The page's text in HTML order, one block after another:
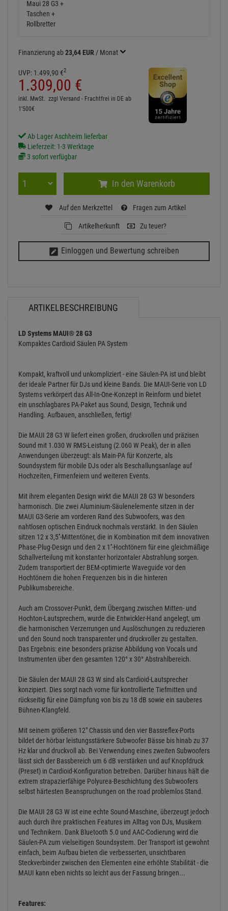
Finanzierung ab23,64 EUR / Monat
UVP: 1.499,90 €2
1.309,00 €
inkl. MwSt.
zzgl Versand - Frachtfrei in DE ab
1'500€
Ab Lager Aschheim lieferbar
Lieferzeit: 1-3 Werktage
3 sofort verfügbar
In den Warenkorb
Auf den Merkzettel Fragen zum Artikel
Artikelherkunft Zu teuer?
Einloggen und Bewertung schreiben
ARTIKELBESCHREIBUNG
LD Systems MAUI® 28 G3
Kompaktes Cardioid Säulen PA System
Kompakt, kraftvoll und unkompliziert - eine Säulen-PA ist und bleibt
der ideale Partner für DJs und kleine Bands. Die MAUI-Serie von LD
Systems verkörpert das All-In-One-Konzept in Reinform und bietet
ein unschlagbares PA-Paket aus Sound, Design, Technik und
Handling. Aufbauen, anschließen, fertig!
Die MAUI 28 G3 W liefert einen großen, druckvollen und präzisen
Sound mit 1.030 W RMS-Leistung (2.060 W Peak), der in allen
Anwendungen überzeugt: als Main-PA für Konzerte, als
Soundsystem für mobile DJs oder als Beschallungsanlage auf
Hochzeiten, Firmenfeiern und weiteren Events.
Mit ihrem eleganten Design wirkt die MAUI 28 G3 W besonders
harmonisch. Die zwei Aluminium-Säulenelemente sitzen in der
MAUI G3-Serie am vorderen Rand des Subwoofers, was den
nahtlosen optischen Eindruck nochmals verstärkt. In den Säulen
sitzen 12 x 3,5''-Mittentöner, die in Kombination mit dem innovativen
Phase-Plug-Design und den 2 x 1''-Hochtönern für eine gleichmäßige
Schallverteilung mit konstanter horizontaler Abstrahlung sorgen.
Zudem transportiert der BEM-optimierte Waveguide vor den
Hochtönern die hohen Frequenzen bis in die hinteren
Publikumsbereiche.
Auch am Crossover-Punkt, dem Übergang zwischen Mitten- und
Hochton-Lautsprechern, wurde die Entwickler-Hand angelegt, um
die harmonischen Verzerrungen und Auslöschungen zu reduzieren
und den Sound noch transparenter und druckvoller zu gestalten.
Das Ergebnis: eine besonders präzise Abbildung von Vocals und
Instrumenten über den gesamten 120° x 30° Abstrahlbereich.
Die Säulen der MAUI 28 G3 W sind als Cardioid-Lautsprecher
konzipiert. Dies sorgt nach vorne für kontrollierte Tiefmitten und
rückseitig für eine Dämpfung von bis zu 18 dB sowie ein sauberes
Bühnen-Klangfeld.
Mit seinem größeren 12" Chassis und den vier Bassreflex-Ports
bildet der hörbar leistungsstärkere Subwoofer Bässe bis hinab zu 37
Hz klar und druckvoll ab. Bei Verwendung eines zweiten Subwoofers
lässt sich der Bassbereich um 6 dB verstärken und auf Knopfdruck
(Preset) in Cardioid-Konfiguration betreiben. Darüber hinaus hält die
extrem strapazierfähige Polyurea-Beschichtung des Subwoofers
selbst härtesten Beanspruchungen on the road problemlos Stand.
Die MAUI 28 G3 W ist eine echte Sound-Maschine, überzeugt jedoch
auch durch ihre praktischen Features im Alltag von DJs, Musikern
und Technikern. Dank Bluetooth 5.0 und AAC-Codierung wird die
Säulen-PA zum vielseitigen Soundsystem. Der Transport ist gewohnt
einfach, beim Aufbau bieten die verbesserten, unsichtbaren
Steckverbinder zwischen den Elementen eine erhöhte Stabilität - die
MAUI kann eben nichts so leicht aus der Fassung bringen...
Features: